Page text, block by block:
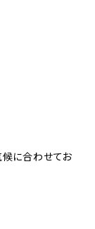
に合わせてお